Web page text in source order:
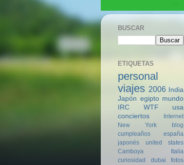
BUSCAR
ETIQUETAS
personal
viajes 2006
India
Japón egipto mundo
IRC
WTF
usa
conciertos
Internet
New York
blog
cumpleaños
españa
japonés
united states
Camboya
Italia
curiosidad
dubai
fotos